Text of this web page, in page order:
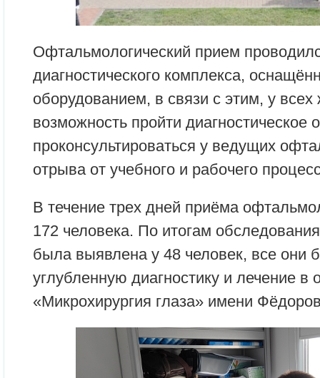
Офтальмологический прием
диагностического комплекса,
оборудованием, в связи с этим, у
возможность пройти диагностическое
проконсультироваться у ведущих
отрыва от учебного и рабочего
В течение трех дней приёма
172 человека. По итогам
была выявлена у 48 человек, все они
углубленную диагностику и лечение
«Микрохирургия глаза» имени